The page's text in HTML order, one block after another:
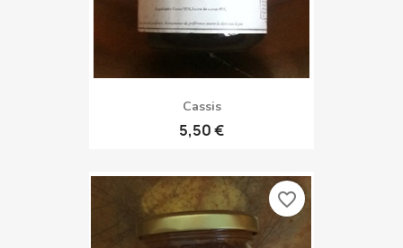
Cassis
5,50 €
favorite_border